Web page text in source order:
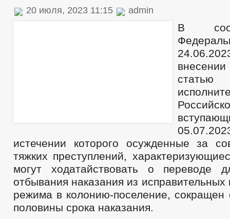
20 июля, 2023 11:15 admin
В
статью
истечении которого осужденные за
тяжких преступлений,
могут ходатайствовать о переводе
отбывания наказания из исправительных
режима в колонию-поселение, сокращен
половины срока наказания.